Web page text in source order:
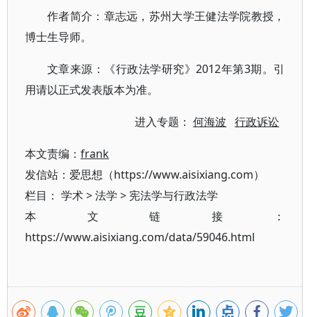
作者简介：章志远，苏州大学王健法学院教授，
博士生导师。
文章来源：《行政法学研究》2012年第3期。引
用请以正式发表版本为准。
进入专题：何海波 行政诉讼
本文责编： frank
发信站：爱思想（https://www.aisixiang.com）
栏目： 学术>法学 > 宪法学与行政法学
本文链接：
https://www.aisixiang.com/data/59046.html